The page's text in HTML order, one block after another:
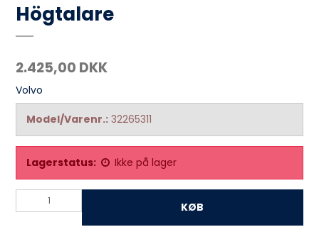
Högtalare
2.425,00 DKK
Volvo
Model/Varenr.: 32265311
Lagerstatus: Ikke på lager
KØB